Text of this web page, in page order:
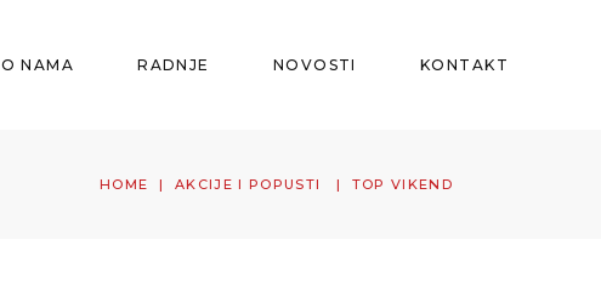
O NAMA RADNJE NOVOSTI KONTAKT
HOME |AKCIJE I POPUSTI | TOP VIKEND